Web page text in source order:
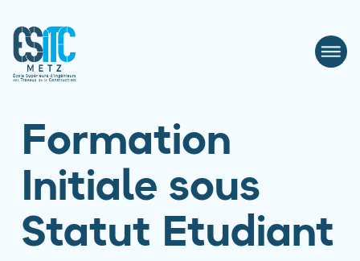
Formation
Initiale sous
Statut Etudiant